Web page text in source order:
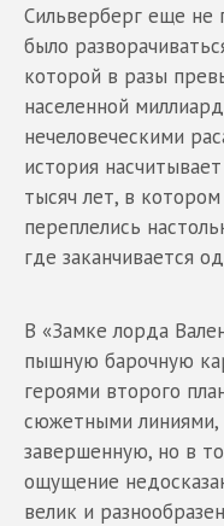
Сильверберг еще не
было
которой в разы
населенной
нечеловеческими
история
тысяч лет, в
переплелись
где заканчивается
В «Замке лорда
пышную барочную
героями второго
сюжетными линиями,
завершенную, но в
ощущение
велик и